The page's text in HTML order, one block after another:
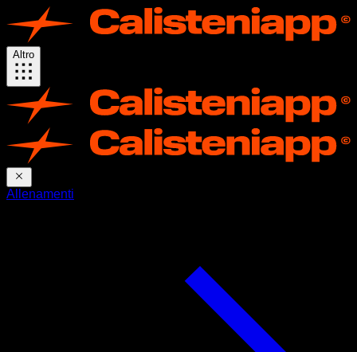
Altro
Allenamenti